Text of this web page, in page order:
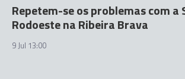
Repetem-se os problemas com a
Rodoeste na Ribeira Brava
9 Jul 13:00